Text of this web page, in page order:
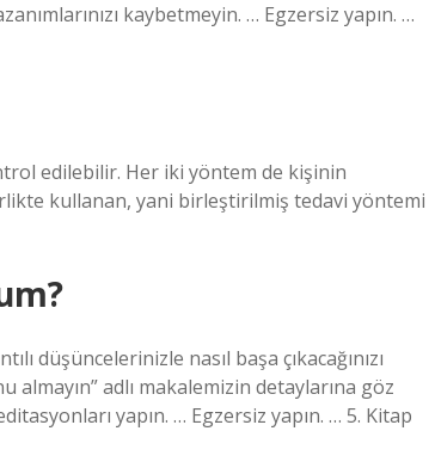
kaybetmeyin. … Egzersiz yapın. …
edilebilir. Her iki yöntem de kişinin
kullanan, yani birleştirilmiş tedavi yöntemi
düşüncelerinizle nasıl başa çıkacağınızı
adlı makalemizin detaylarına göz
yapın. … Egzersiz yapın. … 5. Kitap